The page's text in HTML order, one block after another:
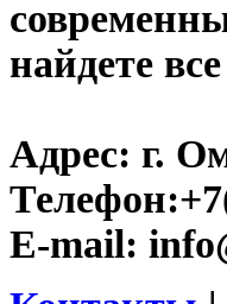
найдете
Адрес: г.
Телефон:
E-mail: